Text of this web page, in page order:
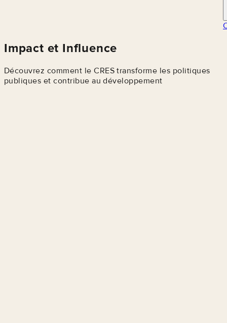
Impact et Influence
Découvrez comment le CRES transforme les politiques
publiques et contribue au développement